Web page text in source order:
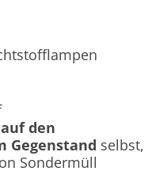
den
Gegenstand selbst,
Sondermüll